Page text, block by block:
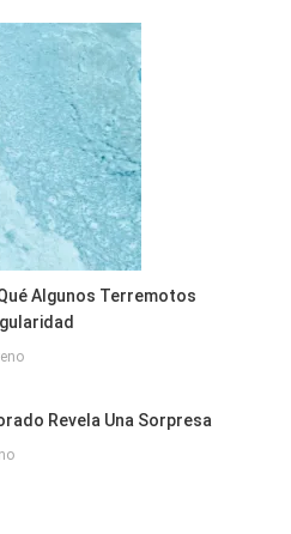
Algunos Terremotos
Revela Una Sorpresa